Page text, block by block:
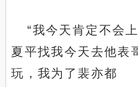
“我今天肯定不会
夏平找我今天去他表
玩，我为了裴亦都